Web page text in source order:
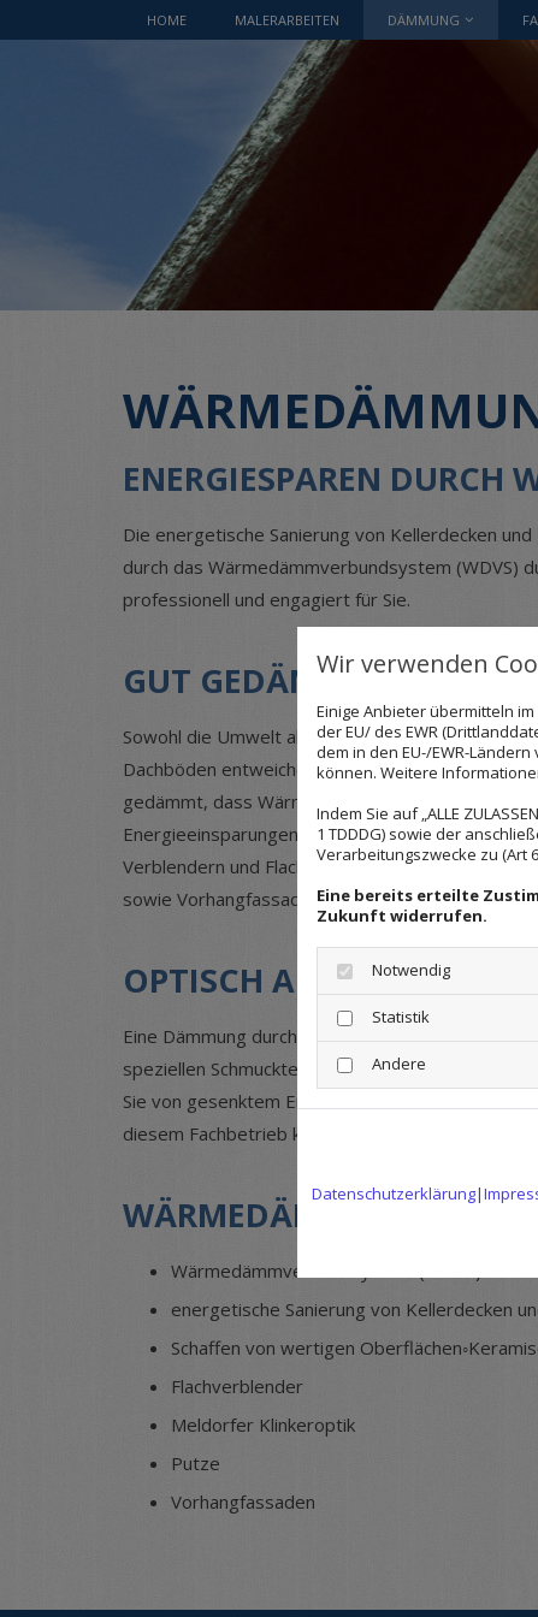
HOME MALERARBEITEN DÄMMUNG
ENERGIESPAREN DURCH
Die energetische Sanierung von Kellerdecken
durch das Wärmedämmverbundsystem (WDVS)
professionell und engagiert für Sie.
GUT GEDÄMMT IST GUT
Sowohl die Umwelt als auch Ihr Budget
Dachböden entweichen. Hier kann jedoch durch
gedämmt, dass Wärme nur noch zu einem
Energieeinsparungen sorgen. Die energetische
Verblendern und Flachverblendern ergänzt. Sie
sowie Vorhangfassaden gefertigt.
OPTISCH ANSPRECHEND
Eine Dämmung durch das
speziellen Schmucktechniken für das Haus. So
Sie von gesenktem Energieverbrauch, schöner
diesem Fachbetrieb können Sie Ihre
WÄRMEDÄMMARBEITEN
Wärmedämmverbundsystem (WDVS)
energetische Sanierung von Kellerdecken
Schaffen von wertigen
Flachverblender
Meldorfer Klinkeroptik
Putze
Vorhangfassaden
Wir verwenden
Einige Anbieter übermitteln
der EU/ des EWR
dem in den EU-/EWR-
können. Weitere
Indem Sie auf „ALLE
1 TDDDG) sowie der
Verarbeitungszwecke zu (Art 6
Eine bereits erteilte
Zukunft widerrufen.
Notwendig
Statistik
Andere
Datenschutzerklärung|